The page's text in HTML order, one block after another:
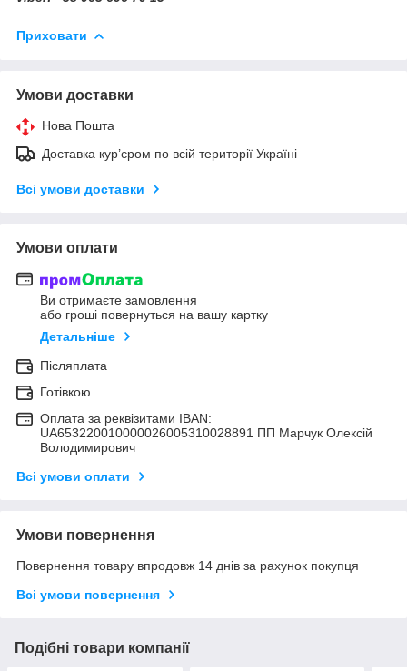
Приховати
Умови доставки
Нова Пошта
Доставка кур’єром по всій території Україні
Всі умови доставки
Умови оплати
Ви отримаєте замовлення
або гроші повернуться на вашу картку
Детальніше
Післяплата
Готівкою
Оплата за реквізитами IBAN:
UA653220010000026005310028891 ПП Марчук Олексій
Володимирович
Всі умови оплати
Умови повернення
Повернення товару впродовж 14 днів за рахунок покупця
Всі умови повернення
Подібні товари компанії